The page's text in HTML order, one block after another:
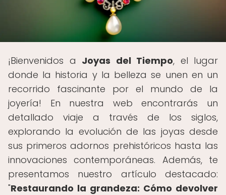
¡Bienvenidos a Joyas del Tiempo, el lugar
donde la historia y la belleza se unen en un
recorrido fascinante por el mundo de la
joyería! En nuestra web encontrarás un
detallado viaje a través de los siglos,
explorando la evolución de las joyas desde
sus primeros adornos prehistóricos hasta las
innovaciones contemporáneas. Además, te
presentamos nuestro artículo destacado:
"Restaurando la grandeza: Cómo devolver